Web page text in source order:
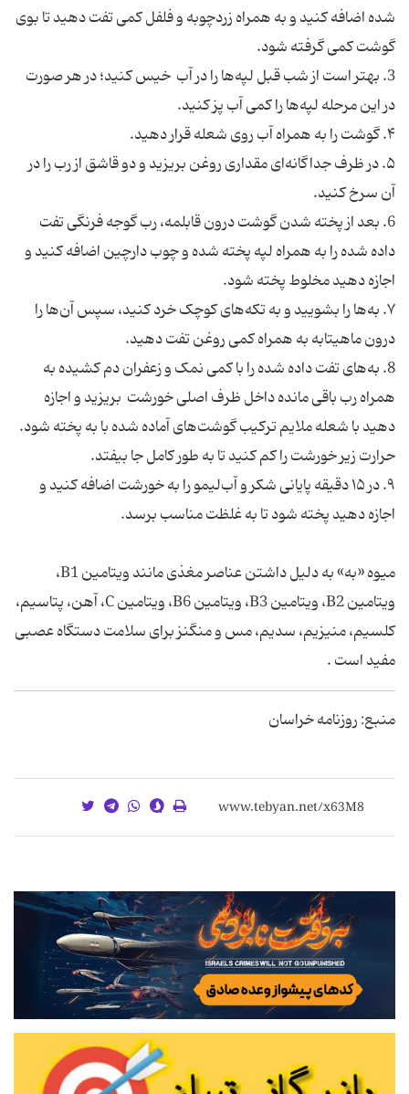
شده اضافه کنید و به همراه زردچوبه و فلفل کمی تفت دهید تا بوی
گوشت کمی گرفته شود.
3. بهتر است از شب قبل لپه‌ها را در آب خیس کنید؛ در هر صورت
در این مرحله لپه‌ها را کمی آب پز کنید.
۴. گوشت را به همراه آب روی شعله قرار دهید.
۵. در ظرف جداگانه‌ای مقداری روغن بریزید و دو قاشق از رب را در
آن سرخ کنید.
6. بعد از پخته شدن گوشت درون قابلمه، رب گوجه فرنگی تفت
داده شده را به همراه لپه‌ پخته شده و چوب دارچین اضافه کنید و
اجازه دهید مخلوط پخته شود.
۷. به‌ها را بشویید و به تکه‌های کوچک خرد کنید، سپس آن‌ها را
درون ماهیتابه به همراه کمی روغن تفت دهید.
8. به‌های تفت داده شده را با کمی نمک و زعفران دم کشیده به
همراه رب‌ باقی مانده داخل ظرف اصلی خورشت بریزید و اجازه
دهید با شعله ملایم ترکیب گوشت‌های آماده شده با به پخته شود.
حرارت زیر خورشت را کم کنید تا به طور کامل جا بیفتد.
۹. در ۱۵ دقیقه پایانی شکر و آب‌لیمو را به خورشت اضافه کنید و
اجازه دهید پخته شود تا به غلظت مناسب برسد.
میوه «به» به دلیل داشتن عناصر مغذی مانند ویتامین B1،
ویتامین B2، ویتامین B3، ویتامین B6، ویتامین C، آهن، پتاسیم،
کلسیم، منیزیم، سدیم، مس و منگنز برای سلامت دستگاه عصبی
مفید است .
منبع: روزنامه خراسان